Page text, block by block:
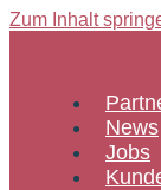
Zum Inhalt
News
Jobs